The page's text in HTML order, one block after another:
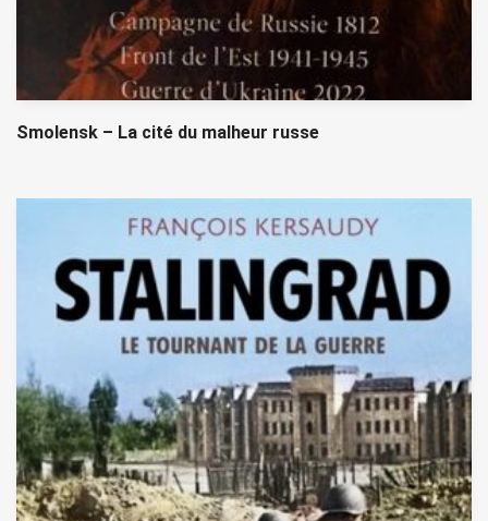
Smolensk – La cité du malheur russe